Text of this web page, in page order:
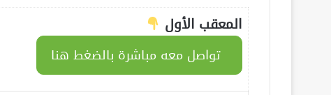
المعقب الأول
تواصل معه مباشرة بالضغط هنا